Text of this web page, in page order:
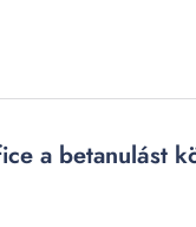
a betanulást